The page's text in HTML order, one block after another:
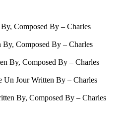
Composed By – Charles
By, Composed By – Charles
By, Composed By – Charles
Un Jour Written By – Charles
By, Composed By – Charles